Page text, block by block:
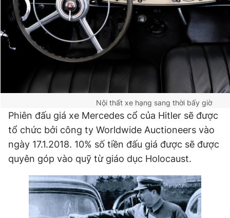
Nội thất xe hạng sang thời bấy giờ
Phiên đấu giá xe Mercedes cổ của Hitler sẽ được
tổ chức bởi công ty Worldwide Auctioneers vào
ngày 17.1.2018. 10% số tiền đấu giá được sẽ được
quyên góp vào quỹ từ giáo dục Holocaust.